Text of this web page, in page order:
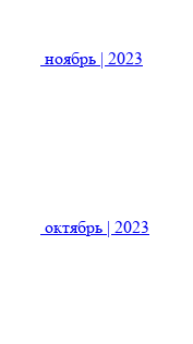
ноябрь | 2023
октябрь | 2023